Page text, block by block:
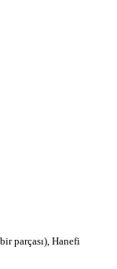
parçası), Hanefi